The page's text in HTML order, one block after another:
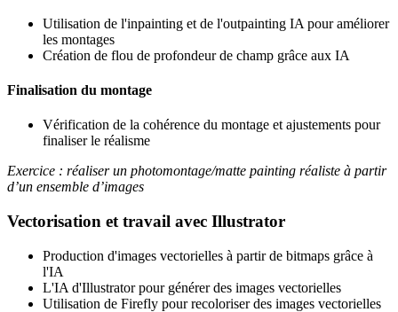
Utilisation de l'inpainting et de l'outpainting IA pour améliorer
les montages
Création de flou de profondeur de champ grâce aux IA
Finalisation du montage
Vérification de la cohérence du montage et ajustements pour
finaliser le réalisme
Exercice : réaliser un photomontage/matte painting réaliste à partir
d’un ensemble d’images
Vectorisation et travail avec Illustrator
Production d'images vectorielles à partir de bitmaps grâce à
l'IA
L'IA d'Illustrator pour générer des images vectorielles
Utilisation de Firefly pour recoloriser des images vectorielles